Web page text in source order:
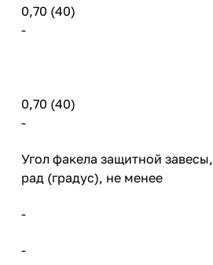
0,70 (40)
-
0,70 (40)
-
Угол факела защитной завесы,
рад (градус), не менее
-
-